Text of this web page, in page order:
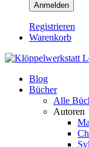
Registrieren
Warenkorb
Blog
Bücher
Alle
Autoren